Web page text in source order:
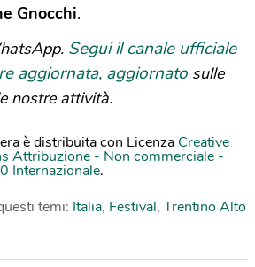
Gnocchi.
Segui il canale ufficiale
aggiornata, aggiornato sulle
nostre attività.
è distribuita con Licenza Creative
Attribuzione - Non commerciale -
Internazionale.
temi: Italia, Festival, Trentino Alto